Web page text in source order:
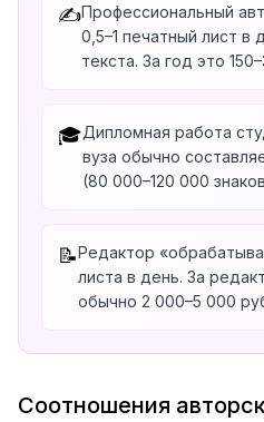
✍️Профессиональный
0,5–1 печатный лист в
текста. За год это
🎓Дипломная работа
вуза обычно
(80 000–120 000
📝Редактор
листа в день. За
обычно 2 000–5 000
Соотношения